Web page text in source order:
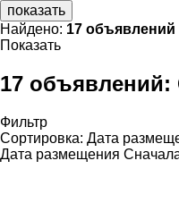
показать
Найдено: 17 объявлений
Показать
17 объявлений:
Фильтр
Сортировка: Дата
Дата размещения